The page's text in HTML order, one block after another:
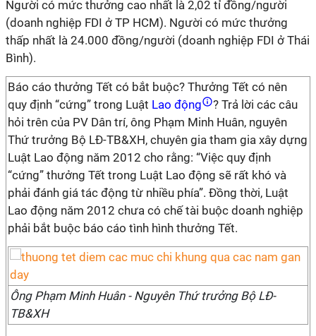
Người có mức thưởng cao nhất là 2,02 tỉ đồng/người
(doanh nghiệp FDI ở TP HCM). Người có mức thưởng
thấp nhất là 24.000 đồng/người (doanh nghiệp FDI ở Thái
Bình).
Báo cáo thưởng Tết có bắt buộc? Thưởng Tết có nên
quy định “cứng” trong Luật Lao động ? Trả lời các câu
hỏi trên của PV Dân trí, ông Phạm Minh Huân, nguyên
Thứ trưởng Bộ LĐ-TB&XH, chuyên gia tham gia xây dựng
Luật Lao động năm 2012 cho rằng: “Việc quy định
“cứng” thưởng Tết trong Luật Lao động sẽ rất khó và
phải đánh giá tác động từ nhiều phía”. Đồng thời, Luật
Lao động năm 2012 chưa có chế tài buộc doanh nghiệp
phải bắt buộc báo cáo tình hình thưởng Tết.
Ông Phạm Minh Huân - Nguyên Thứ trưởng Bộ LĐ-
TB&XH